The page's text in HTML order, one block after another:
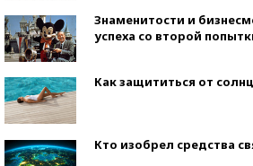
Знаменитости и
успеха со второй
Как защититься от
Кто изобрел средства